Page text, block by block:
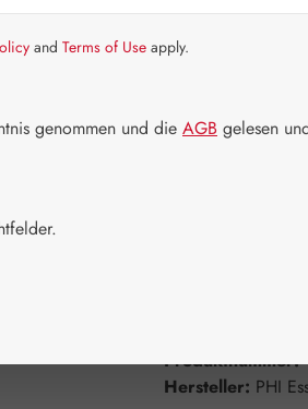
Schnell
Zum Merkzettel
Produktnummer:
Hersteller: PHI
and Terms of Use apply.
genommen und die AGB gelesen